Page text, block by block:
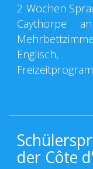
2 Wochen
Caythorpe
Englisch,
der Côte